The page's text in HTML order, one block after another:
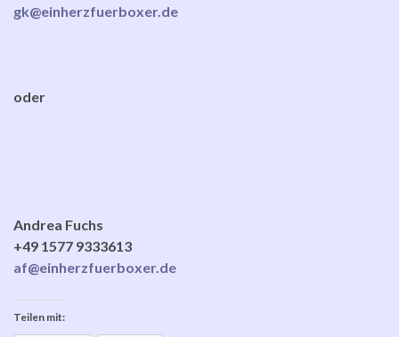
gk@einherzfuerboxer.de
oder
Andrea Fuchs
+49 1577 9333613
af@einherzfuerboxer.de
Teilen mit: